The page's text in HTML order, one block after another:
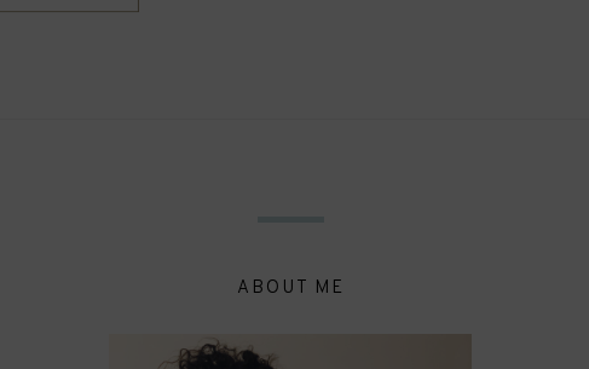
ABOUT ME